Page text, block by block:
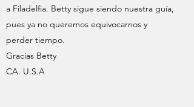
a Filadelfia. Betty sigue siendo nuestra guía,
pues ya no queremos equivocarnos y
perder tiempo.
Gracias Betty
CA. U.S.A